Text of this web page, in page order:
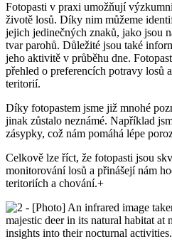
Fotopasti v praxi umožňují
životě losů. Díky nim můžeme
jejich jedinečných znaků, jako jsou
tvar parohů. Důležité jsou také
jeho aktivitě v průběhu dne.
přehled o preferencích potravy losů
teritorií.
Díky fotopastem jsme již mnohé
jinak zůstalo neznámé. Například
zásypky, což nám pomáhá lépe
Celkově lze říct, že fotopasti jsou
monitorování losů a přinášejí nám
teritoriích a chování.+